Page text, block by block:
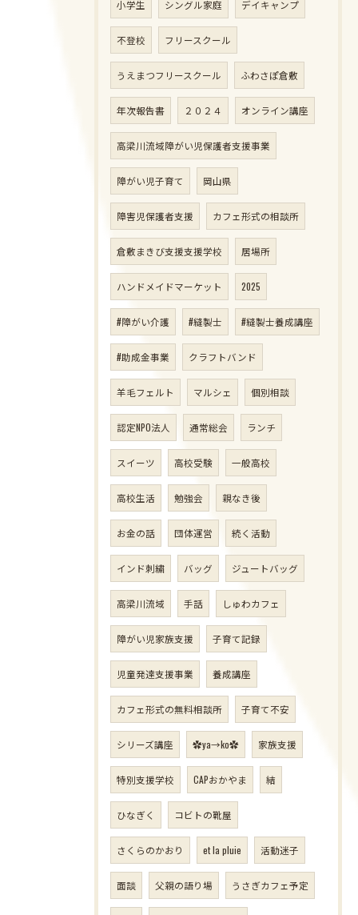
小学生 シングル家庭 デイキャンプ
不登校 フリースクール
うえまつフリースクール ふわさぽ倉敷
年次報告書 ２０２４ オンライン講座
高梁川流域障がい児保護者支援事業
障がい児子育て 岡山県
障害児保護者支援 カフェ形式の相談所
倉敷まきび支援支援学校 居場所
ハンドメイドマーケット 2025
#障がい介護 #縫製士 #縫製士養成講座
#助成金事業 クラフトバンド
羊毛フェルト マルシェ 個別相談
認定NPO法人 通常総会 ランチ
スイーツ 高校受験 一般高校
高校生活 勉強会 親なき後
お金の話 団体運営 続く活動
インド刺繍 バッグ ジュートバッグ
高梁川流域 手話 しゅわカフェ
障がい児家族支援 子育て記録
児童発達支援事業 養成講座
カフェ形式の無料相談所 子育て不安
シリーズ講座 ✿ya→ko✿ 家族支援
特別支援学校 CAPおかやま 結
ひなぎく コビトの靴屋
さくらのかおり et la pluie 活動迷子
面談 父親の語り場 うさぎカフェ予定